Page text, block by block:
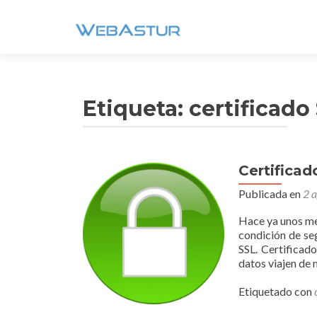
Etiqueta: certificado
Publicada en 2
Hace ya unos
condición de
SSL.
datos viajen de
Etiquetado con